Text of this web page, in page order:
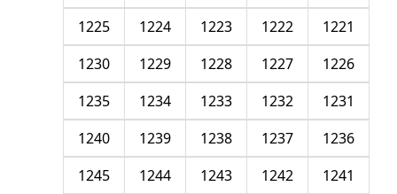
1221
1222
1223
1224
1225
1226
1227
1228
1229
1230
1231
1232
1233
1234
1235
1236
1237
1238
1239
1240
1241
1242
1243
1244
1245